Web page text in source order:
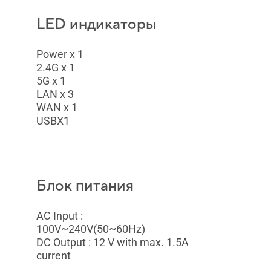
LED индикаторы
Power x 1
2.4G x 1
5G x 1
LAN x 3
WAN x 1
USBX1
Блок питания
AC Input :
100V~240V(50~60Hz)
DC Output : 12 V with max. 1.5A
current